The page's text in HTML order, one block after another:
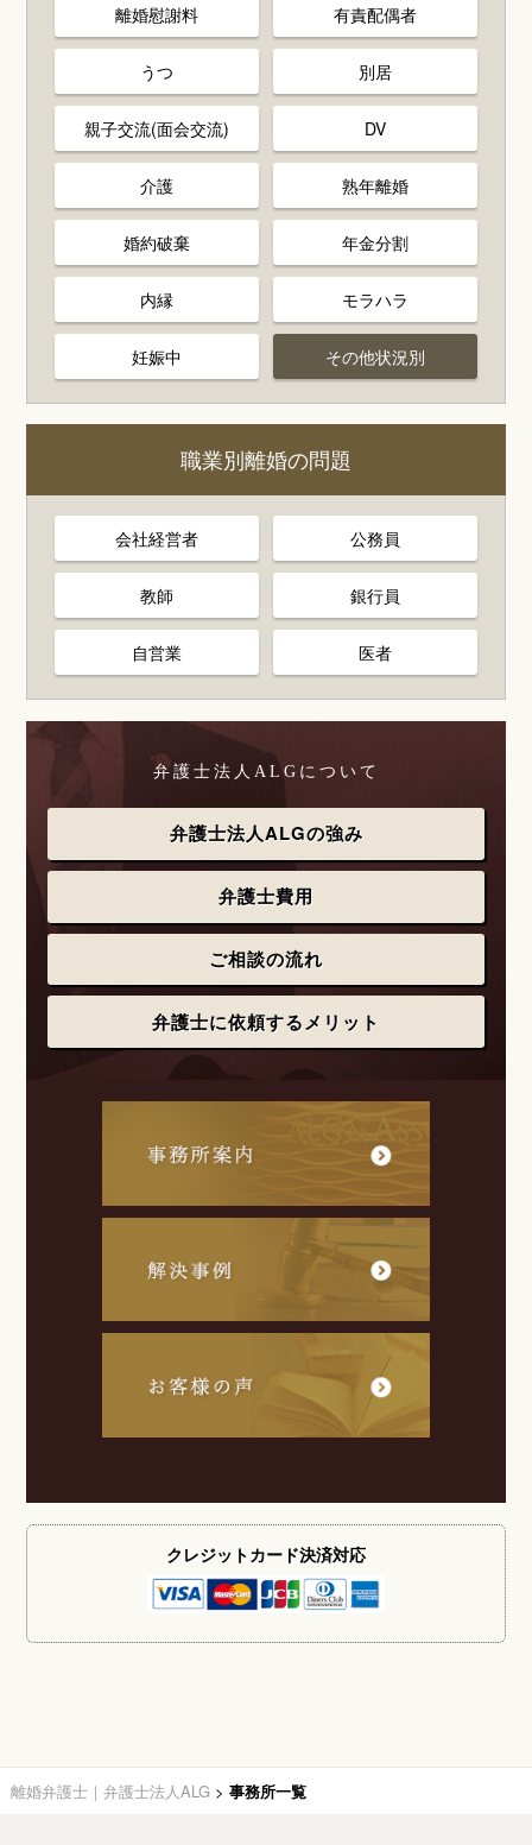
離婚慰謝料 有責配偶者
うつ 別居
親子交流(面会交流) DV
介護 熟年離婚
婚約破棄 年金分割
内縁 モラハラ
妊娠中 その他状況別
職業別離婚の問題
会社経営者 公務員
教師 銀行員
自営業 医者
弁護士法人ALGについて
弁護士法人ALGの強み
弁護士費用
ご相談の流れ
弁護士に依頼するメリット
クレジットカード決済対応
離婚弁護士｜弁護士法人ALG > 事務所一覧